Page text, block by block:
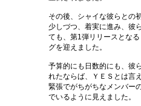
その後、シャイな彼らとの
少しづつ、着実に進み、彼
ても、第1弾リリースとな
グを迎えました。
予算的にも日数的にも、彼
れたならば、ＹＥＳとは言
緊張でがちがちなメンバー
でいるように見えました。